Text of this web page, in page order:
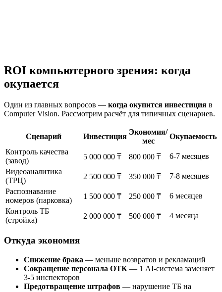
ROI компьютерного зрения: когда
окупается
Один из главных вопросов — когда окупится инвестиция в
Computer Vision. Рассмотрим расчёт для типичных сценариев.
Сценарий Инвестиция
Экономия/
мес
Окупаемость
Контроль качества
(завод)
5 000 000 ₸ 800 000 ₸
6-7 месяцев
Видеоаналитика
(ТРЦ)
2 500 000 ₸ 350 000 ₸
7-8 месяцев
Распознавание
номеров (парковка)
1 500 000 ₸ 250 000 ₸
6 месяцев
Контроль ТБ
(стройка)
2 000 000 ₸ 500 000 ₸ 4 месяца
Откуда экономия
Снижение брака — меньше возвратов и рекламаций
Сокращение персонала ОТК — 1 AI-система заменяет
3-5 инспекторов
Предотвращение штрафов — нарушение ТБ на